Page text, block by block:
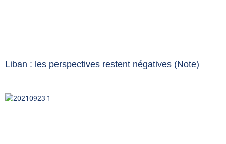
Liban : les perspectives restent négatives (Note)